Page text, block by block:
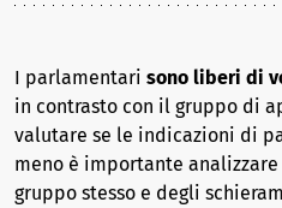
I parlamentari sono liberi di
in contrasto con il gruppo di
valutare se le indicazioni di
meno è importante
gruppo stesso e degli